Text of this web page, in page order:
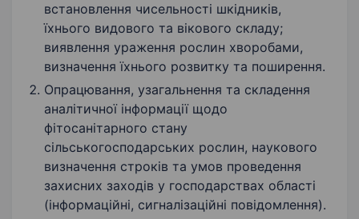
встановлення чисельності шкідників,
їхнього видового та вікового складу;
виявлення ураження рослин хворобами,
визначення їхнього розвитку та поширення.
Опрацювання, узагальнення та складення
аналітичної інформації щодо
фітосанітарного стану
сільськогосподарських рослин, наукового
визначення строків та умов проведення
захисних заходів у господарствах області
(інформаційні, сигналізаційні повідомлення).